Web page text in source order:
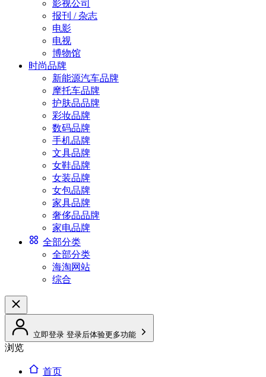
影视公司
报刊 / 杂志
电影
电视
博物馆
时尚品牌
新能源汽车品牌
摩托车品牌
护肤品品牌
彩妆品牌
数码品牌
手机品牌
文具品牌
女鞋品牌
女装品牌
女包品牌
家具品牌
奢侈品品牌
家电品牌
全部分类
全部分类
海淘网站
综合
立即登录 登录后体验更多功能
浏览
首页